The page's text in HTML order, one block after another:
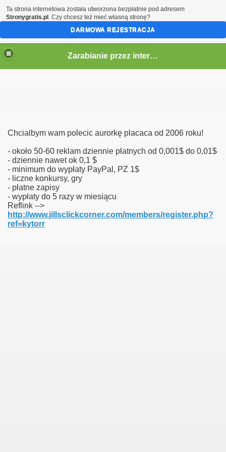
Zarabianie przez internet
Chcialbym wam polecic aurorkę placaca od 2006 roku!
- około 50-60 reklam dziennie płatnych od 0,001$ do 0,01$
- dziennie nawet ok 0,1 $
- minimum do wypłaty PayPal, PZ 1$
- liczne konkursy, gry
- płatne zapisy
- wypłaty do 5 razy w miesiącu
Reflink -->
http://www.jillsclickcorner.com/members/register.php?
ref=kytorr
Ta strona internetowa została utworzona bezpłatnie pod adresem
Stronygratis.pl . Czy chcesz też mieć własną stronę?
DARMOWA REJESTRACJA